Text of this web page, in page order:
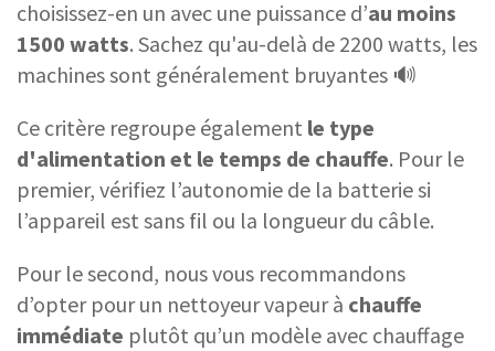
choisissez-en un avec une puissance d’au moins
1500 watts. Sachez qu'au-delà de 2200 watts, les
machines sont généralement bruyantes 🔊
Ce critère regroupe également le type
d'alimentation et le temps de chauffe. Pour le
premier, vérifiez l’autonomie de la batterie si
l’appareil est sans fil ou la longueur du câble.
Pour le second, nous vous recommandons
d’opter pour un nettoyeur vapeur à chauffe
immédiate plutôt qu’un modèle avec chauffage